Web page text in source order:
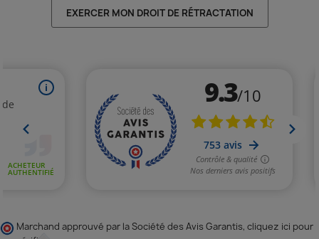
EXERCER MON DROIT DE RÉTRACTATION
Marchand approuvé par la Société des Avis Garantis, cliquez ici pour